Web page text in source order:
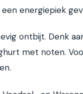
energiepiek
ontbijt. Denk
met noten.